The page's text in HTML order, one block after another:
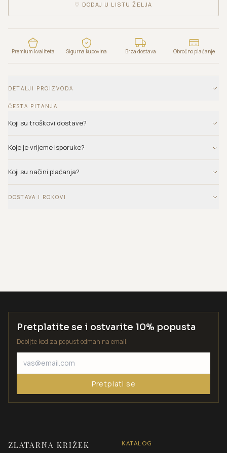
♡ DODAJ U LISTU ŽELJA
Premium kvaliteta Sigurna kupovina Brza dostava Obročno plaćanje
DETALJI PROIZVODA
ČESTA PITANJA
Koji su troškovi dostave?
Koje je vrijeme isporuke?
Koji su načini plaćanja?
DOSTAVA I ROKOVI
Pretplatite se i ostvarite 10% popusta
Dobijte kod za popust odmah na email.
Pretplati se
ZLATARNA KRIŽEK KATALOG